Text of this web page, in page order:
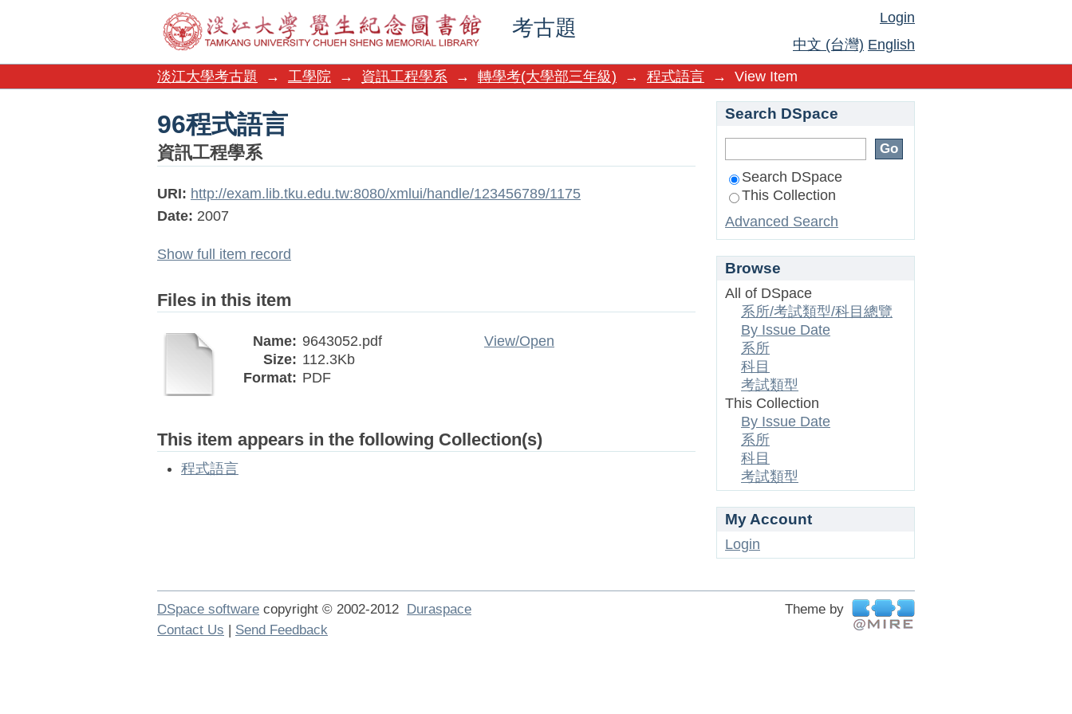
考古題
96程式語言
Login
中文 (台灣) English
淡江大學考古題
→ 工學院 → 資訊工程學系 → 轉學考(大學部三年級) → 程式語言 → View Item
96程式語言
資訊工程學系
URI: http://exam.lib.tku.edu.tw:8080/xmlui/handle/123456789/1175
Date: 2007
Show full item record
Files in this item
Name: 9643052.pdf
Size: 112.3Kb
Format: PDF
View/Open
This item appears in the following Collection(s)
程式語言
Search DSpace
Search DSpace
This Collection
Advanced Search
Browse
All of DSpace
系所/考試類型/科目總覽
By Issue Date
系所
科目
考試類型
This Collection
By Issue Date
系所
科目
考試類型
My Account
Login
DSpace software copyright © 2002-2012 Duraspace
Theme by
Contact Us | Send Feedback